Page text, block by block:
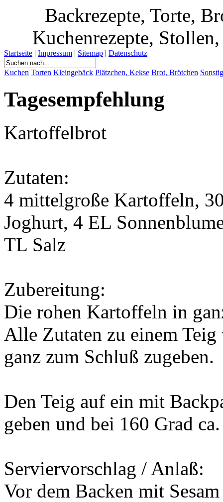
Backrezepte, Torte,
Kuchenrezepte,
Startseite | Impressum | Sitemap | Datenschutz
Kuchen Torten Kleingebäck Plätzchen, Kekse Brot, Brötchen
Tagesempfehlung
Kartoffelbrot
Zutaten:
4 mittelgroße Kartoffeln,
Joghurt, 4 EL
TL Salz
Zubereitung:
Die rohen Kartoffeln in
Alle Zutaten zu einem
ganz zum Schluß zugeben.
Den Teig auf ein mit
geben und bei 160 Grad
Serviervorschlag / Anlaß:
Vor dem Backen mit